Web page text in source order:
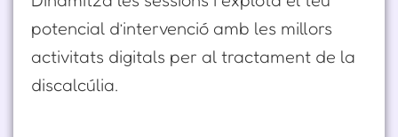
potencial d’intervenció amb les millors
activitats digitals per al tractament de la
discalcúlia.